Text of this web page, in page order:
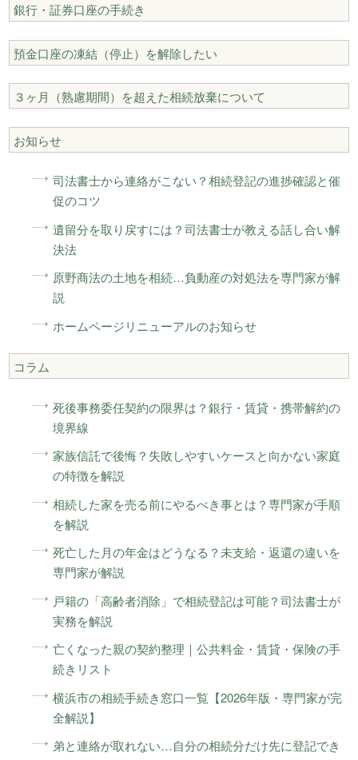
銀行・証券口座の手続き
預金口座の凍結（停止）を解除したい
３ヶ月（熟慮期間）を超えた相続放棄について
お知らせ
司法書士から連絡がこない？相続登記の進捗確認と催
促のコツ
遺留分を取り戻すには？司法書士が教える話し合い解
決法
原野商法の土地を相続…負動産の対処法を専門家が解
説
ホームページリニューアルのお知らせ
コラム
死後事務委任契約の限界は？銀行・賃貸・携帯解約の
境界線
家族信託で後悔？失敗しやすいケースと向かない家庭
の特徴を解説
相続した家を売る前にやるべき事とは？専門家が手順
を解説
死亡した月の年金はどうなる？未支給・返還の違いを
専門家が解説
戸籍の「高齢者消除」で相続登記は可能？司法書士が
実務を解説
亡くなった親の契約整理｜公共料金・賃貸・保険の手
続きリスト
横浜市の相続手続き窓口一覧【2026年版・専門家が完
全解説】
弟と連絡が取れない…自分の相続分だけ先に登記でき